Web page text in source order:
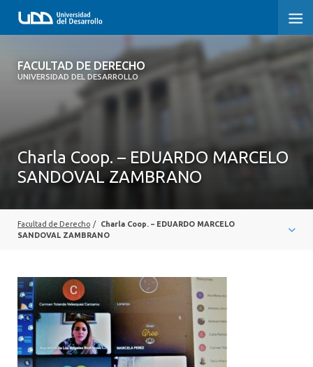
FACULTAD DE DERECHO
UNIVERSIDAD DEL DESARROLLO
FACULTAD DE DERECHO
SOBRE LA FACULTAD
CARRERAS
PROFESORES
VINCULACIÓN CON EL MEDIO
INTERNACIONAL
Charla Coop. – EDUARDO MARCELO
SANDOVAL ZAMBRANO
Facultad de Derecho /
Charla Coop. – EDUARDO MARCELO
SANDOVAL ZAMBRANO